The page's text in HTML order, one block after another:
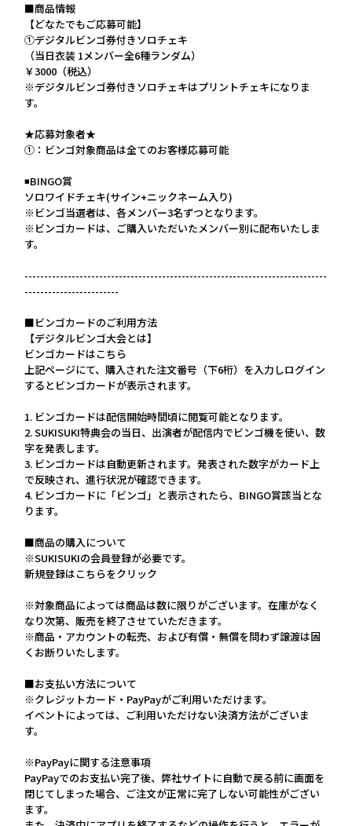
■商品情報
【どなたでもご応募可能】
①デジタルビンゴ券付きソロチェキ
（当日衣装 1メンバー全6種ランダム）
￥3000（税込）
※デジタルビンゴ券付きソロチェキはプリントチェキになりま
す。
★応募対象者★
①：ビンゴ対象商品は全てのお客様応募可能
◾️BINGO賞
ソロワイドチェキ(サイン+ニックネーム入り)
※ビンゴ当選者は、各メンバー3名ずつとなります。
※ビンゴカードは、ご購入いただいたメンバー別に配布いたしま
す。
-----------------------------------------------------------------------------
------------------------
■ビンゴカードのご利用方法
【デジタルビンゴ大会とは】
ビンゴカードはこちら
上記ページにて、購入された注文番号（下6桁）を入力しログイン
するとビンゴカードが表示されます。
1. ビンゴカードは配信開始時間頃に閲覧可能となります。
2. SUKISUKI特典会の当日、出演者が配信内でビンゴ機を使い、数
字を発表します。
3. ビンゴカードは自動更新されます。発表された数字がカード上
で反映され、進行状況が確認できます。
4. ビンゴカードに「ビンゴ」と表示されたら、BINGO賞該当とな
ります。
■商品の購入について
※SUKISUKIの会員登録が必要です。
新規登録はこちらをクリック
※対象商品によっては商品は数に限りがございます。在庫がなく
なり次第、販売を終了させていただきます。
※商品・アカウントの転売、および有償・無償を問わず譲渡は固
くお断りいたします。
■お支払い方法について
※クレジットカード・PayPayがご利用いただけます。
イベントによっては、ご利用いただけない決済方法がございま
す。
※PayPayに関する注意事項
PayPayでのお支払い完了後、弊社サイトに自動で戻る前に画面を
閉じてしまった場合、ご注文が正常に完了しない可能性がござい
ます。